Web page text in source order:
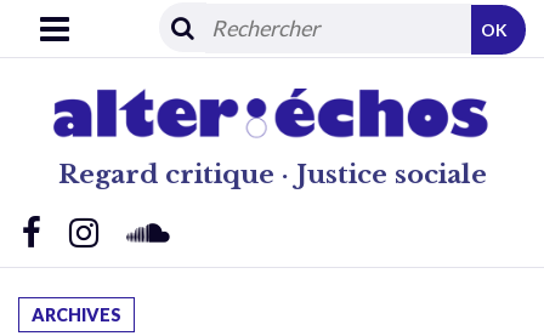
Regard critique · Justice sociale
OK
ARCHIVES